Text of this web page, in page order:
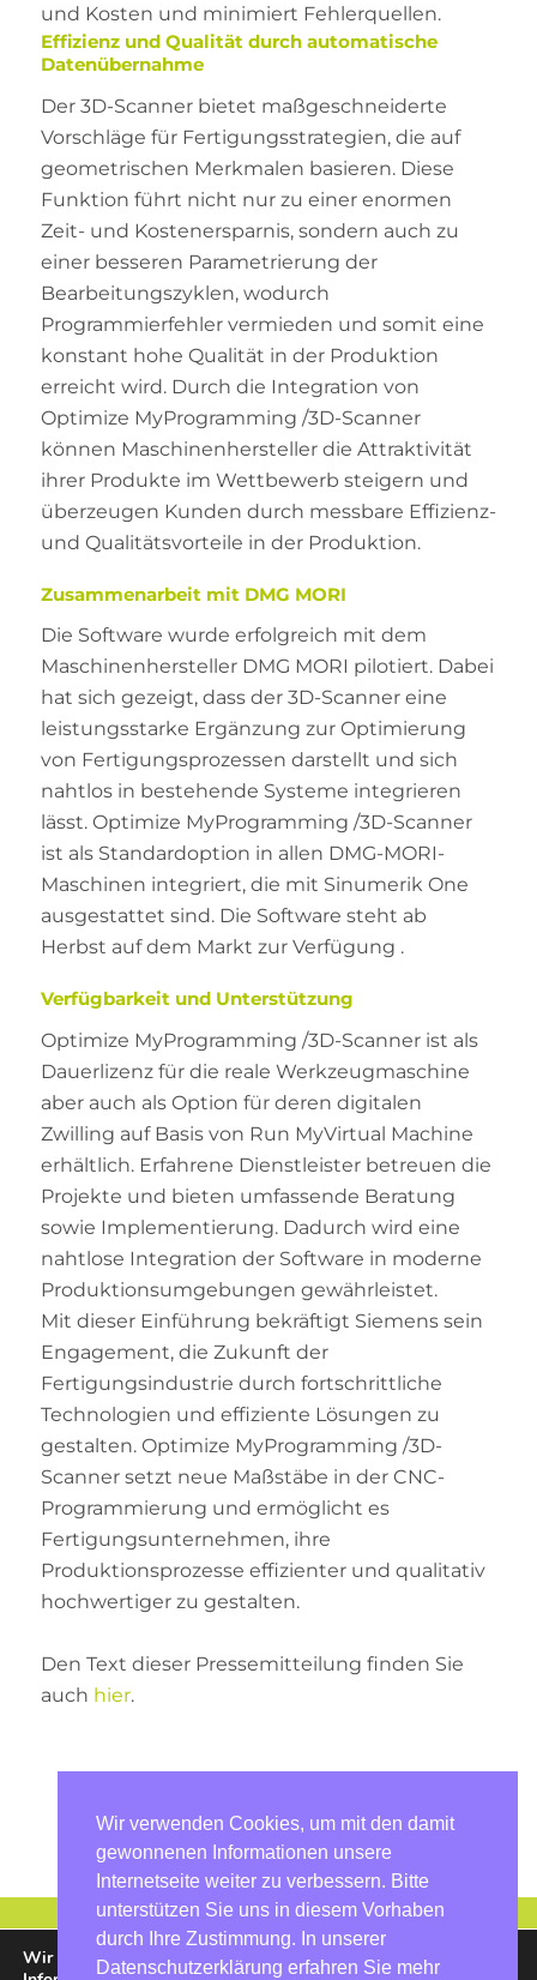
und Kosten und minimiert Fehlerquellen.
Effizienz und Qualität durch automatische
Datenübernahme
Der 3D-Scanner bietet maßgeschneiderte
Vorschläge für Fertigungsstrategien, die auf
geometrischen Merkmalen basieren. Diese
Funktion führt nicht nur zu einer enormen
Zeit- und Kostenersparnis, sondern auch zu
einer besseren Parametrierung der
Bearbeitungszyklen, wodurch
Programmierfehler vermieden und somit eine
konstant hohe Qualität in der Produktion
erreicht wird. Durch die Integration von
Optimize MyProgramming /3D-Scanner
können Maschinenhersteller die Attraktivität
ihrer Produkte im Wettbewerb steigern und
überzeugen Kunden durch messbare Effizienz-
und Qualitätsvorteile in der Produktion.
Zusammenarbeit mit DMG MORI
Die Software wurde erfolgreich mit dem
Maschinenhersteller DMG MORI pilotiert. Dabei
hat sich gezeigt, dass der 3D-Scanner eine
leistungsstarke Ergänzung zur Optimierung
von Fertigungsprozessen darstellt und sich
nahtlos in bestehende Systeme integrieren
lässt. Optimize MyProgramming /3D-Scanner
ist als Standardoption in allen DMG-MORI-
Maschinen integriert, die mit Sinumerik One
ausgestattet sind. Die Software steht ab
Herbst auf dem Markt zur Verfügung .
Verfügbarkeit und Unterstützung
Optimize MyProgramming /3D-Scanner ist als
Dauerlizenz für die reale Werkzeugmaschine
aber auch als Option für deren digitalen
Zwilling auf Basis von Run MyVirtual Machine
erhältlich. Erfahrene Dienstleister betreuen die
Projekte und bieten umfassende Beratung
sowie Implementierung. Dadurch wird eine
nahtlose Integration der Software in moderne
Produktionsumgebungen gewährleistet.
Mit dieser Einführung bekräftigt Siemens sein
Engagement, die Zukunft der
Fertigungsindustrie durch fortschrittliche
Technologien und effiziente Lösungen zu
gestalten. Optimize MyProgramming /3D-
Scanner setzt neue Maßstäbe in der CNC-
Programmierung und ermöglicht es
Fertigungsunternehmen, ihre
Produktionsprozesse effizienter und qualitativ
hochwertiger zu gestalten.
Den Text dieser Pressemitteilung finden Sie
auch hier.
Wir verwenden Cookies, um mit den damit gewonnenen
Wir verwenden Cookies, um mit den damit
gewonnenen Informationen unsere
Internetseite weiter zu verbessern. Bitte
unterstützen Sie uns in diesem Vorhaben
durch Ihre Zustimmung. In unserer
Datenschutzerklärung erfahren Sie mehr